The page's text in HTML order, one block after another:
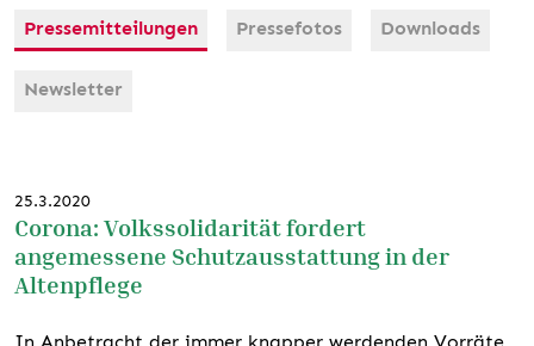
Pressemitteilungen Pressefotos Downloads
Newsletter
25.3.2020
Corona: Volkssolidarität fordert
angemessene Schutzausstattung in der
Altenpflege